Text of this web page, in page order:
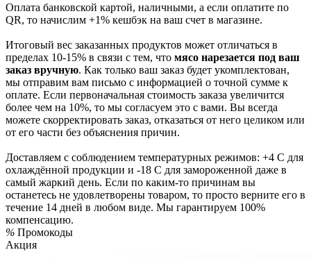
Оплата банковской картой, наличными, а если оплатите по
QR, то начислим +1% кешбэк на ваш счет в магазине.
Итоговый вес заказанных продуктов может отличаться в
пределах 10-15% в связи с тем, что мясо нарезается под ваш
заказ вручную. Как только ваш заказ будет укомплектован,
мы отправим вам письмо с информацией о точной сумме к
оплате. Если первоначальная стоимость заказа увеличится
более чем на 10%, то мы согласуем это с вами. Вы всегда
можете скорректировать заказ, отказаться от него целиком или
от его части без объяснения причин.
Доставляем с соблюдением температурных режимов: +4 С для
охлаждённой продукции и -18 С для замороженной даже в
самый жаркий день. Если по каким-то причинам вы
останетесь не удовлетворены товаром, то просто верните его в
течение 14 дней в любом виде. Мы гарантируем 100%
компенсацию.
% Промокоды
Акция